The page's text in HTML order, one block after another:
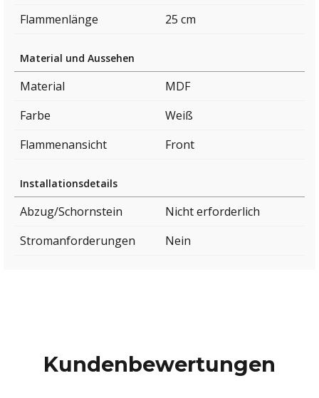
Flammenlänge
25 cm
Material und Aussehen
Material
MDF
Farbe
Weiß
Flammenansicht
Front
Installationsdetails
Abzug/Schornstein
Nicht erforderlich
Stromanforderungen
Nein
Kundenbewertungen